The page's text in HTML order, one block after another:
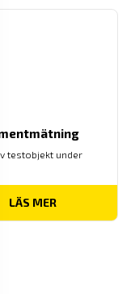
testobjekt under
LÄS MER